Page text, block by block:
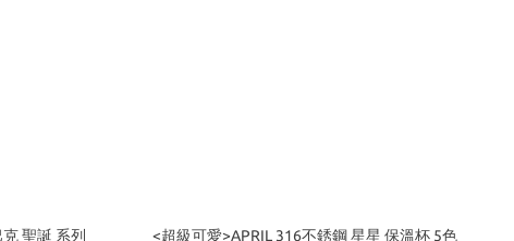
聖誕 系列 <超級可愛>APRIL 316不銹鋼 星星 保溫杯 5色